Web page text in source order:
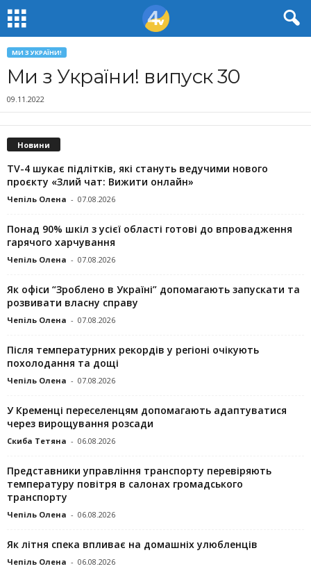
МИ З УКРАЇНИ!
Ми з України! випуск 30
09.11.2022
Новини
TV-4 шукає підлітків, які стануть ведучими нового
проєкту «Злий чат: Вижити онлайн»
Чепіль Олена - 07.08.2026
Понад 90% шкіл з усієї області готові до впровадження
гарячого харчування
Чепіль Олена - 07.08.2026
Як офіси “Зроблено в Україні” допомагають запускaти та
розвивати власну справу
Чепіль Олена - 07.08.2026
Після температурних рекордів у регіоні очікують
похолодання та дощі
Чепіль Олена - 07.08.2026
У Кременці переселенцям допомагають адаптуватися
через вирощування розсади
Скиба Тетяна - 06.08.2026
Представники управління транспорту перевіряють
температуру повітря в салонах громадського
транспорту
Чепіль Олена - 06.08.2026
Як літня спека впливає на домашніх улюбленців
Чепіль Олена - 06.08.2026